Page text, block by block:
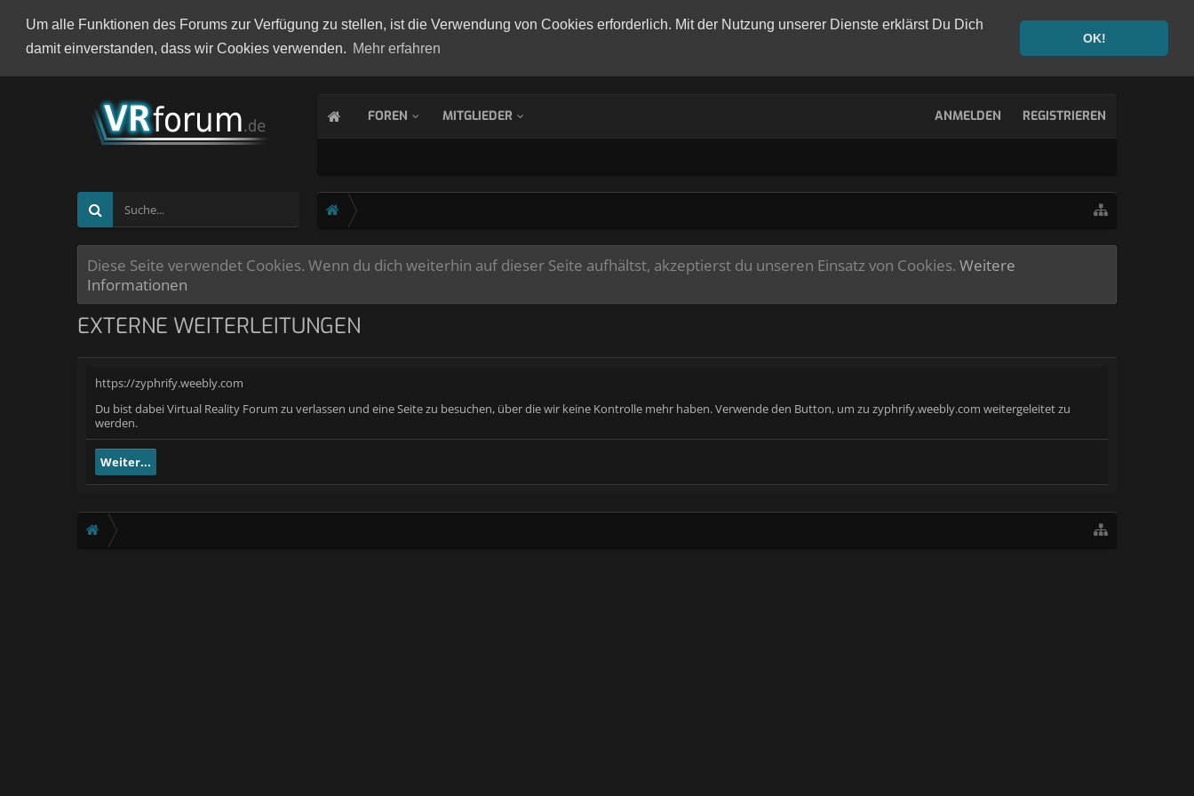
Um alle Funktionen des Forums zur Verfügung zu stellen, ist die Verwendung von Cookies erforderlich. Mit der Nutzung unserer Dienste erklärst Du Dich
damit einverstanden, dass wir Cookies verwenden. Mehr erfahren
OK!
FOREN MITGLIEDER ANMELDEN REGISTRIEREN
Diese Seite verwendet Cookies. Wenn du dich weiterhin auf dieser Seite aufhältst, akzeptierst du unseren Einsatz von Cookies. Weitere
Informationen
EXTERNE WEITERLEITUNGEN
https://zyphrify.weebly.com
Du bist dabei Virtual Reality Forum zu verlassen und eine Seite zu besuchen, über die wir keine Kontrolle mehr haben. Verwende den Button, um zu zyphrify.weebly.com weitergeleitet zu
werden.
Weiter...